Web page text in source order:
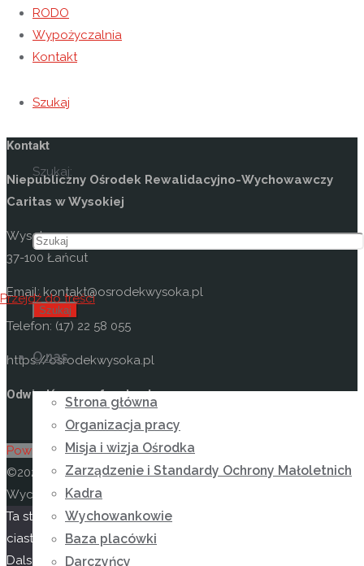
RODO
Wypożyczalnia
Kontakt
Szukaj
Szukaj:
Szukaj
Przejdź do treści
O nas
Strona główna
Organizacja pracy
Misja i wizja Ośrodka
Zarządzenie i Standardy Ochrony Małoletnich
Kadra
Wychowankowie
Baza placówki
Darczyńcy
Skiba
IV grupa rewalidacyjno – wychowawcza
Kontakt
Niepubliczny Ośrodek Rewalidacyjno-Wychowawczy
Caritas w Wysokiej
Wysoka 49
37-100 Łańcut
Email: kontakt@osrodekwysoka.pl
Telefon: (17) 22 58 055
https://osrodekwysoka.pl
Odwiedź nas na facebooku
Powrót na górę
©2026 Niepubliczny Ośrodek Rewalidacyjno-
Wychowawczy Caritas w Wysokiej
Ta strona korzysta z
ciasteczek aby świadczyć usługi na najwyższym poziomie.
Dalsze korzystanie ze strony oznacza, że zgadzasz się na